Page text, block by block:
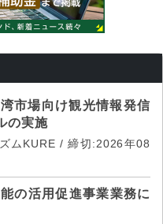
市場向け観光情報発信
の実施
ムKURE / 締切:2026年08
の活用促進事業業務に